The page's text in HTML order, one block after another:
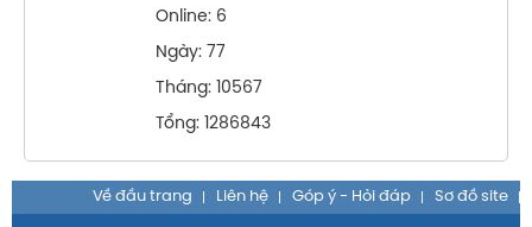
Online: 6
Ngày: 77
Tháng: 10567
Tổng: 1286843
Về đầu trang Liên hệ Góp ý - Hỏi đáp Sơ đồ site